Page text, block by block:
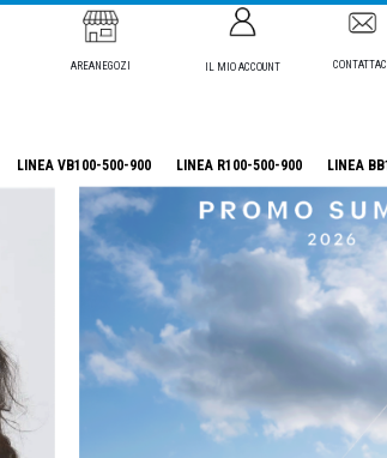
AREANEGOZI IL MIO ACCOUNT CONTATTACI
LINEA VB100-500-900 LINEA R100-500-900 LINEA